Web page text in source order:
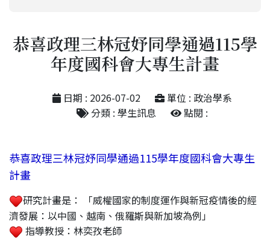
恭喜政理三林冠妤同學通過115學
年度國科會大專生計畫
日期 : 2026-07-02
單位 : 政治學系
分類 : 學生訊息
點閱 :
恭喜政理三林冠妤同學通過115學年度國科會大專生
計畫
研究計畫是： 「威權國家的制度運作與新冠疫情後的經
濟發展：以中國、越南、俄羅斯與新加坡為例」
指導教授：林奕孜老師